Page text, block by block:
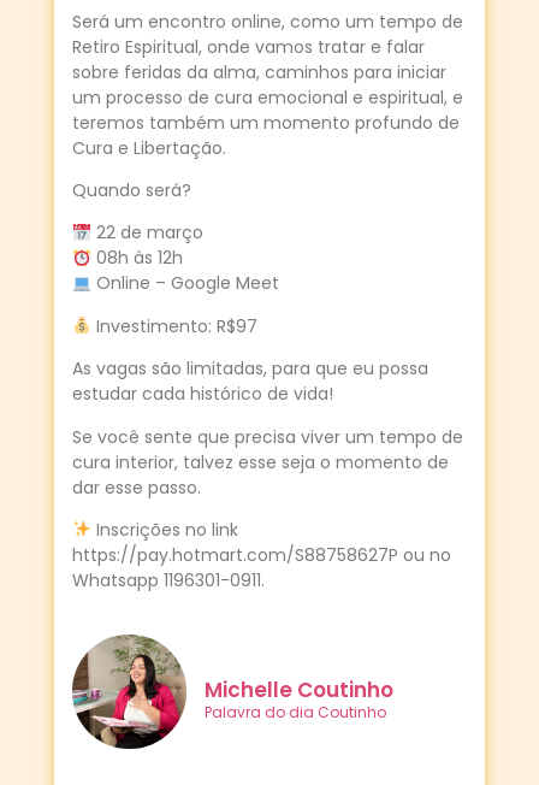
Será um encontro online, como um tempo de
Retiro Espiritual, onde vamos tratar e falar
sobre feridas da alma, caminhos para iniciar
um processo de cura emocional e espiritual, e
teremos também um momento profundo de
Cura e Libertação.
Quando será?
22 de março
08h às 12h
Online – Google Meet
Investimento: R$97
As vagas são limitadas, para que eu possa
estudar cada histórico de vida!
Se você sente que precisa viver um tempo de
cura interior, talvez esse seja o momento de
dar esse passo.
Inscrições no link
https://pay.hotmart.com/S88758627P ou no
Whatsapp 1196301-0911.
Michelle Coutinho
Palavra do dia Coutinho